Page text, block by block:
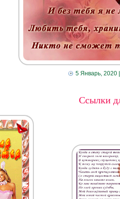
5 Январь, 2020
Ссылки